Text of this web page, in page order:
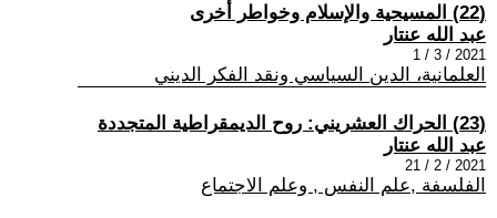
(22) المسيحية والإسلام وخواطر أخرى
عبد الله عنتار
2021 / 3 / 1
العلمانية، الدين السياسي ونقد الفكر الديني
(23) الحراك العشريني: روح الديمقراطية المتجددة
عبد الله عنتار
2021 / 2 / 21
الفلسفة ,علم النفس , وعلم الاجتماع